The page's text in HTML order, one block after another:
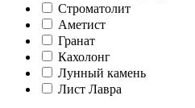
Cтроматолит
Аметист
Гранат
Кахолонг
Лунный камень
Лист Лавра